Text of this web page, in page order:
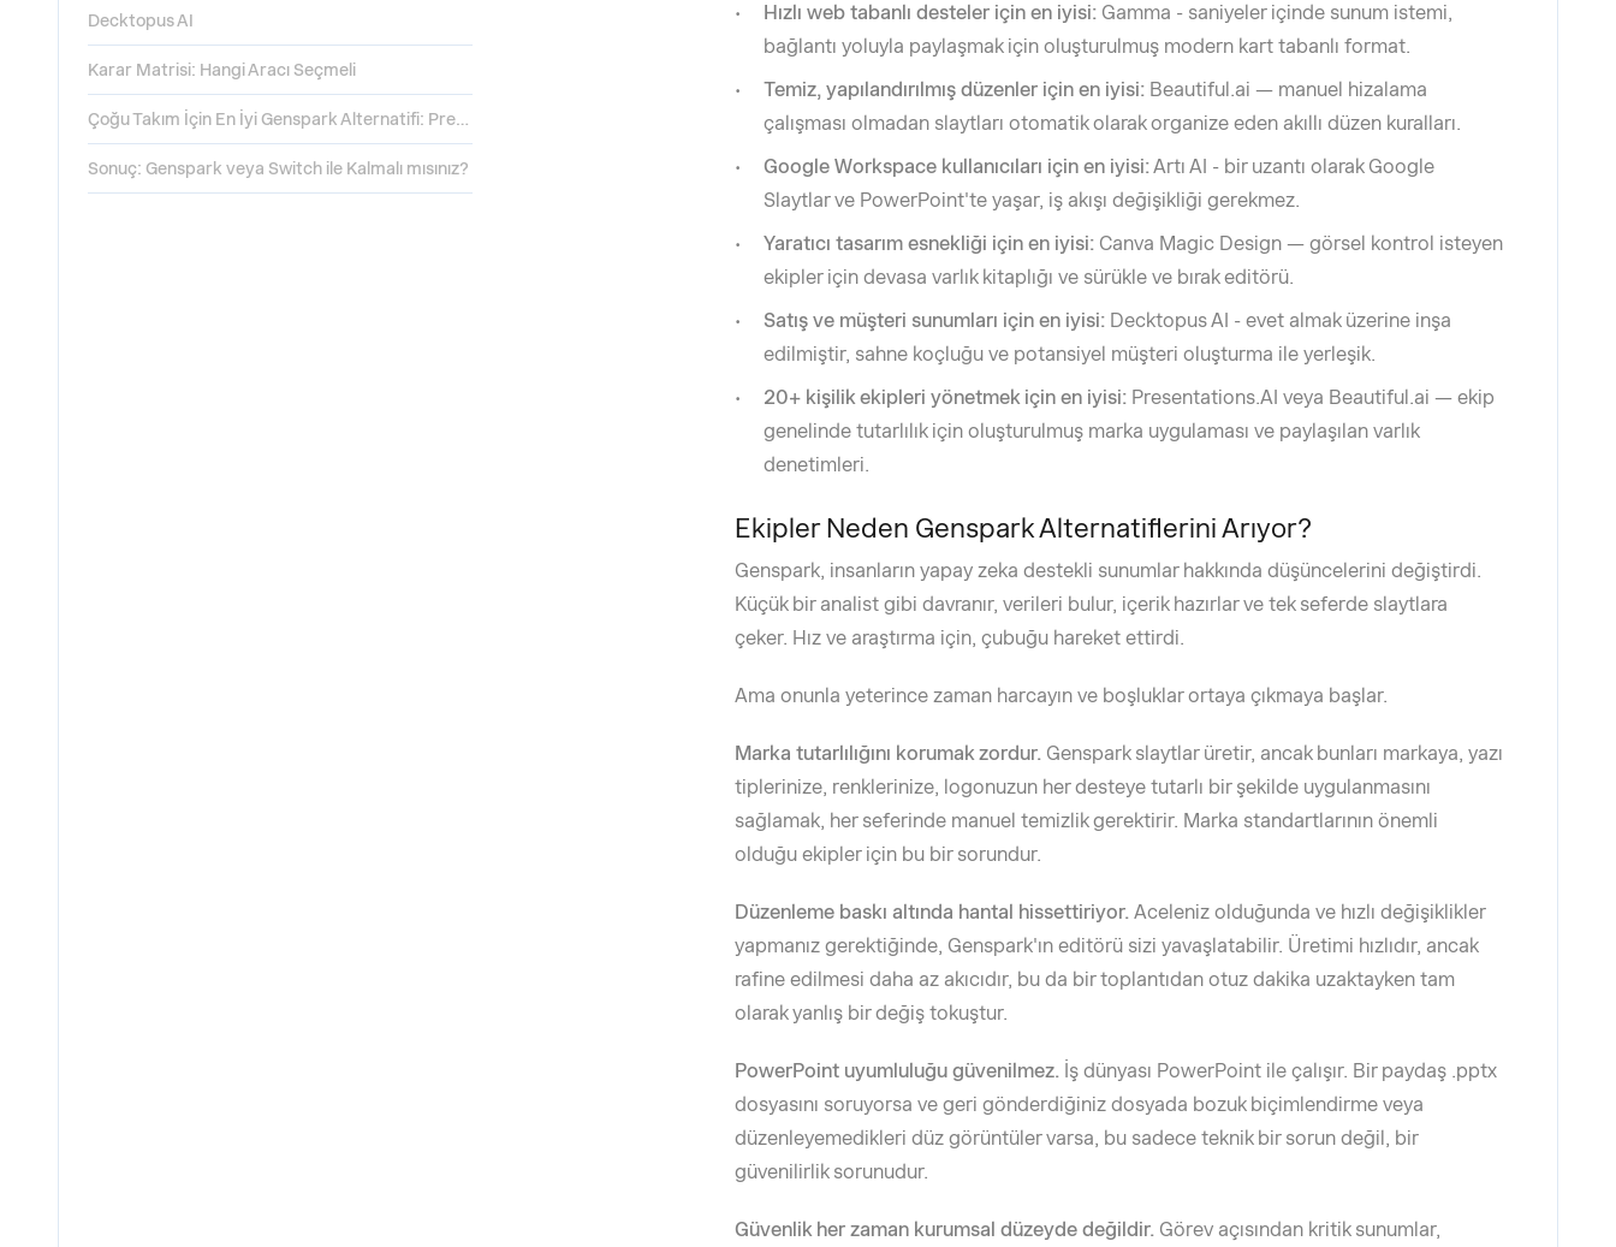
Decktopus AI
Karar Matrisi: Hangi Aracı Seçmeli
Sonuç: Genspark veya Switch ile Kalmalı mısınız?
Hızlı web tabanlı desteler için en iyisi:Gamma - saniyeler içinde sunum istemi,
bağlantı yoluyla paylaşmak için oluşturulmuş modern kart tabanlı format.
Temiz, yapılandırılmış düzenler için en iyisi:Beautiful.ai — manuel hizalama
çalışması olmadan slaytları otomatik olarak organize eden akıllı düzen kuralları.
Google Workspace kullanıcıları için en iyisi:Artı AI - bir uzantı olarak Google
Slaytlar ve PowerPoint'te yaşar, iş akışı değişikliği gerekmez.
Yaratıcı tasarım esnekliği için en iyisi:Canva Magic Design — görsel kontrol isteyen
ekipler için devasa varlık kitaplığı ve sürükle ve bırak editörü.
Satış ve müşteri sunumları için en iyisi:Decktopus AI - evet almak üzerine inşa
edilmiştir, sahne koçluğu ve potansiyel müşteri oluşturma ile yerleşik.
20+ kişilik ekipleri yönetmek için en iyisi:Presentations.AI veya Beautiful.ai — ekip
genelinde tutarlılık için oluşturulmuş marka uygulaması ve paylaşılan varlık
denetimleri.
Ekipler Neden Genspark Alternatiflerini Arıyor?
Genspark, insanların yapay zeka destekli sunumlar hakkında düşüncelerini değiştirdi.
Küçük bir analist gibi davranır, verileri bulur, içerik hazırlar ve tek seferde slaytlara
çeker. Hız ve araştırma için, çubuğu hareket ettirdi.
Ama onunla yeterince zaman harcayın ve boşluklar ortaya çıkmaya başlar.
Marka tutarlılığını korumak zordur. Genspark slaytlar üretir, ancak bunları markaya, yazı
tiplerinize, renklerinize, logonuzun her desteye tutarlı bir şekilde uygulanmasını
sağlamak, her seferinde manuel temizlik gerektirir. Marka standartlarının önemli
olduğu ekipler için bu bir sorundur.
Düzenleme baskı altında hantal hissettiriyor. Aceleniz olduğunda ve hızlı değişiklikler
yapmanız gerektiğinde, Genspark'ın editörü sizi yavaşlatabilir. Üretimi hızlıdır, ancak
rafine edilmesi daha az akıcıdır, bu da bir toplantıdan otuz dakika uzaktayken tam
olarak yanlış bir değiş tokuştur.
PowerPoint uyumluluğu güvenilmez. İş dünyası PowerPoint ile çalışır. Bir paydaş .pptx
dosyasını soruyorsa ve geri gönderdiğiniz dosyada bozuk biçimlendirme veya
düzenleyemedikleri düz görüntüler varsa, bu sadece teknik bir sorun değil, bir
güvenilirlik sorunudur.
Güvenlik her zaman kurumsal düzeyde değildir. Görev açısından kritik sunumlar,